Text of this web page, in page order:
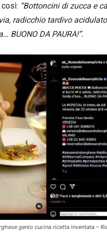
“Bottoncini di zucca e
radicchio tardivo
BUONO DA PAURA!”.
genio cucina ricetta inventata –